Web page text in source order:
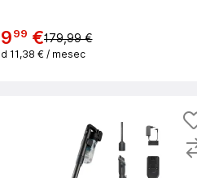
99 €179,99 €
11,38 € / mesec